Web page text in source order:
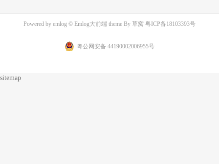
Powered by emlog © Emlog大前端 theme By 草窝 粤ICP备18103393号
粤公网安备 44190002006955号
sitemap